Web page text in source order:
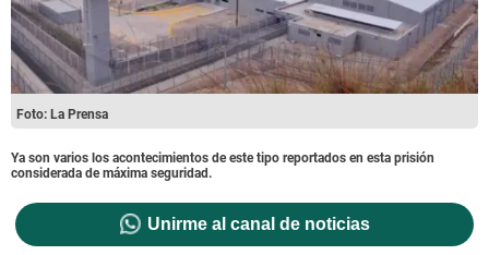
Foto: La Prensa
Ya son varios los acontecimientos de este tipo reportados en esta prisión
considerada de máxima seguridad.
Unirme al canal de noticias